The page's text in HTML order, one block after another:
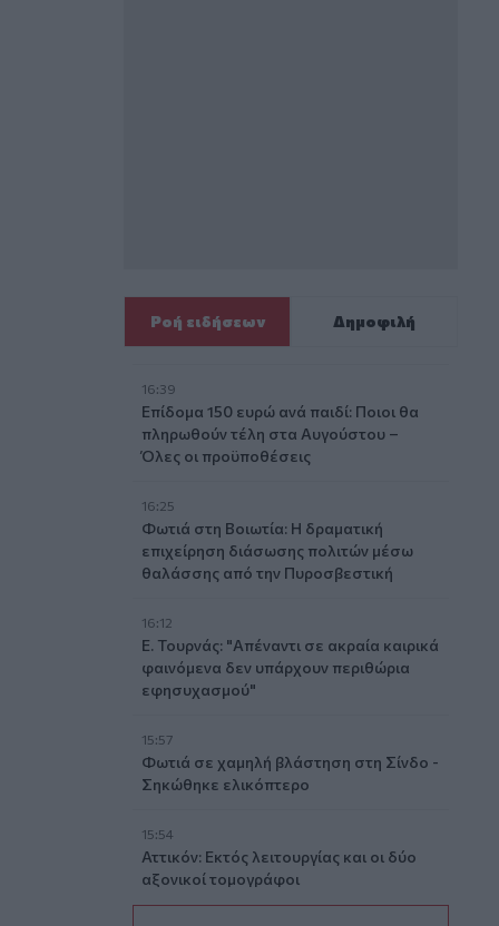
Ροή ειδήσεων Δημοφιλή
16:39
Επίδομα 150 ευρώ ανά παιδί: Ποιοι θα
πληρωθούν τέλη στα Αυγούστου –
Όλες οι προϋποθέσεις
16:25
Φωτιά στη Βοιωτία: Η δραματική
επιχείρηση διάσωσης πολιτών μέσω
θαλάσσης από την Πυροσβεστική
16:12
Ε. Τουρνάς: "Απέναντι σε ακραία καιρικά
φαινόμενα δεν υπάρχουν περιθώρια
εφησυχασμού"
15:57
Φωτιά σε χαμηλή βλάστηση στη Σίνδο -
Σηκώθηκε ελικόπτερο
15:54
Αττικόν: Εκτός λειτουργίας και οι δύο
αξονικοί τομογράφοι